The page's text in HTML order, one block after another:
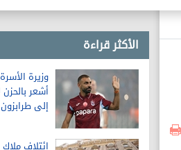
الأكثر قراءة
وزيرة
أشعر
إلى
ائتلاف ملاك